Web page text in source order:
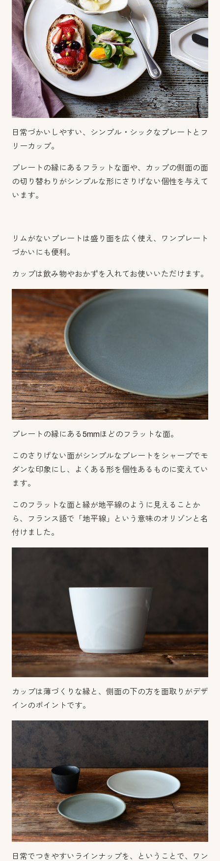
日常づかいしやすい、シンプル・シックなプレートとフ
リーカップ。
プレートの縁にあるフラットな面や、カップの側面の面
の切り替わりがシンプルな形にさりげない個性を与えて
います。
リムがないプレートは盛り面を広く使え、ワンプレート
づかいにも便利。
カップは飲み物やおかずを入れてお使いいただけます。
プレートの縁にある5mmほどのフラットな面。
このさりげない面がシンプルなプレートをシャープでモ
ダンな印象にし、よくある形を個性あるものに変えてい
ます。
このフラットな面と縁が地平線のように見えることか
ら、フランス語で「地平線」という意味のオリゾンと名
付けました。
カップは薄づくりな縁と、側面の下の方を面取りがデザ
インのポイントです。
日常でつきやすいラインナップを、ということで、ワン